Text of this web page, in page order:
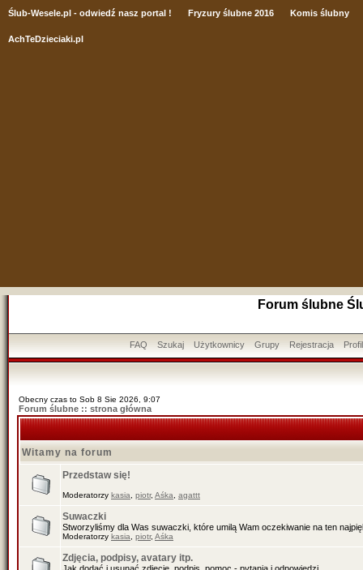
Ślub-Wesele.pl - odwiedź nasz portal ! Fryzury ślubne 2016 Komis ślubny
AchTeDzieciaki.pl
Forum ślubne
FAQ Szukaj Użytkownicy Grupy Rejestracja Profil
Obecny czas to Sob 8 Sie 2026, 9:07
Forum ślubne :: strona główna
Witamy na forum
Przedstaw się!
Moderatorzy kasia piotr, Aśka agattt
Suwaczki
Stworzyliśmy dla Was suwaczki, które umilą Wam oczekiwanie na ten
Moderatorzy kasia piotr, Aśka
Zdjęcia, podpisy, avatary itp.